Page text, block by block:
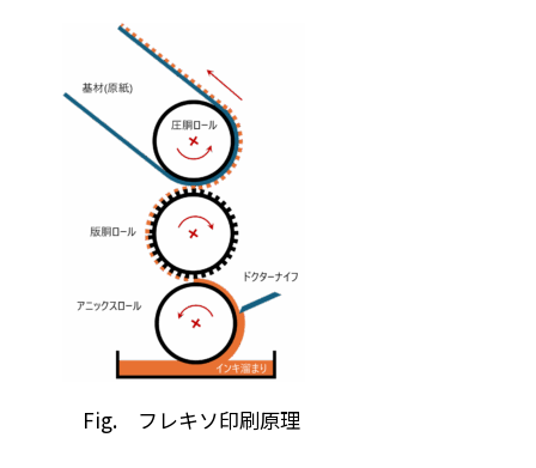
Fig. フレキソ印刷原理